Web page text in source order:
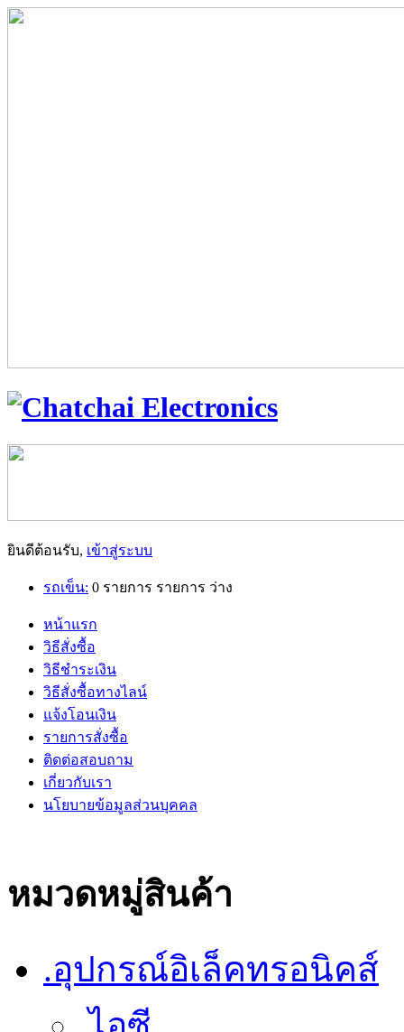
ยินดีต้อนรับ, เข้าสู่ระบบ
รถเข็น: 0 รายการ รายการ ว่าง
หน้าแรก
วิธีสั่งซื้อ
วิธีชำระเงิน
วิธีสั่งซื้อทางไลน์
แจ้งโอนเงิน
รายการสั่งซื้อ
ติดต่อสอบถาม
เกี่ยวกับเรา
นโยบายข้อมูลส่วนบุคคล
หมวดหมู่สินค้า
.อุปกรณ์อิเล็คทรอนิคส์